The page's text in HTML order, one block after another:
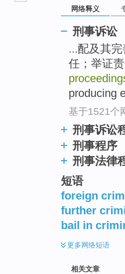
网络释义
刑事诉讼
...配及其
任；举证
producing
基于1521个
刑事诉讼
刑事程序
刑事法律
短语
foreign
further
bail in
更多网络短语
相关文章